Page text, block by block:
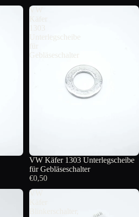
VW
Käfer
1303
Unterlegscheibe
für
Gebläseschalter
VW Käfer 1303 Unterlegscheibe
für Gebläseschalter
€0,50
VW